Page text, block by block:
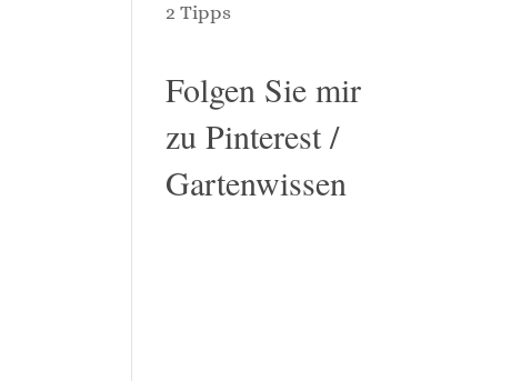
2 Tipps
Folgen Sie mir
zu Pinterest /
Gartenwissen